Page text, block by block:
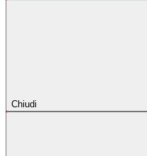
Chiudi